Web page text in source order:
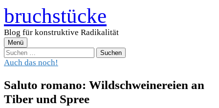
Zum
Inhalt
überspringen
bruchstücke
Blog für konstruktive Radikalität
Menü
Suchen
nach:
Auch das noch!
Saluto romano: Wildschweinereien an
Tiber und Spree